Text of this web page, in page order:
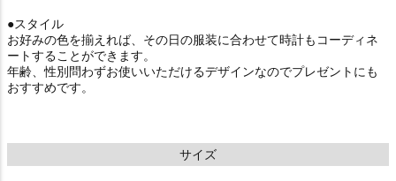
●スタイル
お好みの色を揃えれば、その日の服装に合わせて時計もコーディネ
ートすることができます。
年齢、性別問わずお使いいただけるデザインなのでプレゼントにも
おすすめです。
サイズ